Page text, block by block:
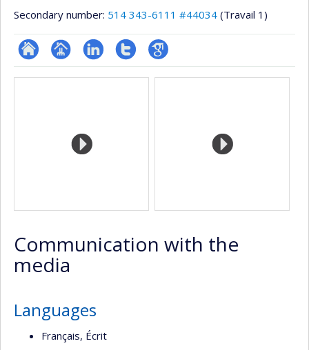
Secondary number: 514 343-6111 #44034 (Travail 1)
ResearchGate
Page LinkedInCompteGoogle
Media
Communication with the
media
Languages
Français, Écrit